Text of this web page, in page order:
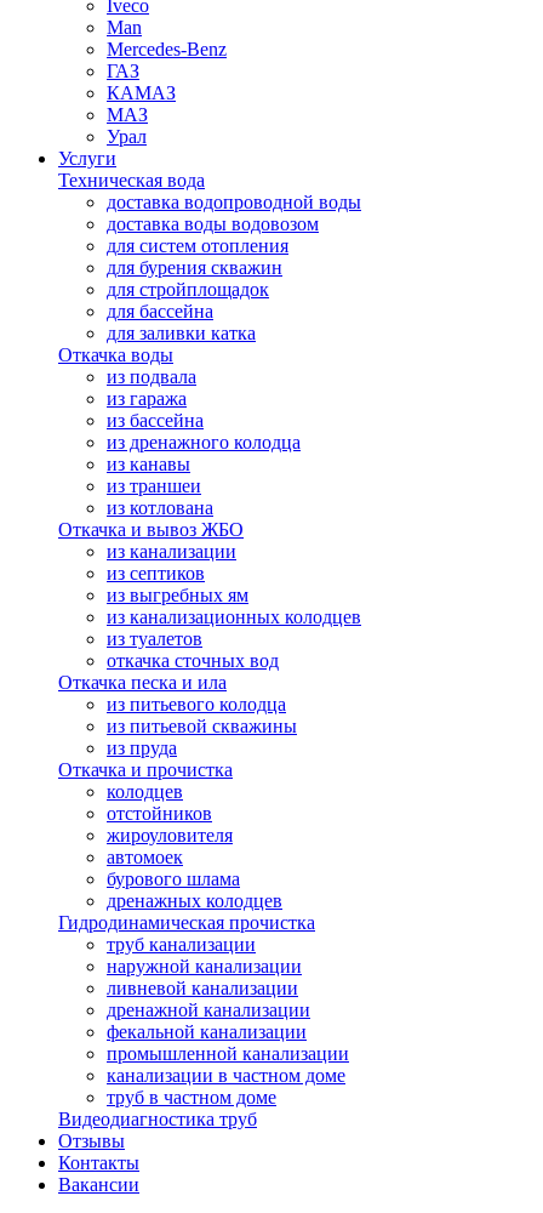
Iveco
Man
Mercedes-Benz
ГАЗ
КАМАЗ
МАЗ
Урал
Услуги
Техническая вода
доставка водопроводной воды
доставка воды водовозом
для систем отопления
для бурения скважин
для стройплощадок
для бассейна
для заливки катка
Откачка воды
из подвала
из гаража
из бассейна
из дренажного колодца
из канавы
из траншеи
из котлована
Откачка и вывоз ЖБО
из канализации
из септиков
из выгребных ям
из канализационных колодцев
из туалетов
откачка сточных вод
Откачка песка и ила
из питьевого колодца
из питьевой скважины
из пруда
Откачка и прочистка
колодцев
отстойников
жироуловителя
автомоек
бурового шлама
дренажных колодцев
Гидродинамическая прочистка
труб канализации
наружной канализации
ливневой канализации
дренажной канализации
фекальной канализации
промышленной канализации
канализации в частном доме
труб в частном доме
Видеодиагностика труб
Отзывы
Контакты
Вакансии